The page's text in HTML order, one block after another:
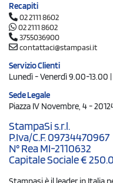
Recapiti
02 2111 8602
02 2111 8602
3755036900
contattaci@stampasi.it
Servizio Clienti
Lunedì - Venerdì 9.00-13.00
Sede Legale
Piazza IV Novembre, 4 -
StampaSi s.r.l.
P.Iva/C.F. 09734470967
N° Rea MI-2110632
Capitale Sociale €